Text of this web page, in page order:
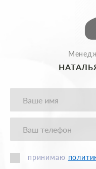
принимаю